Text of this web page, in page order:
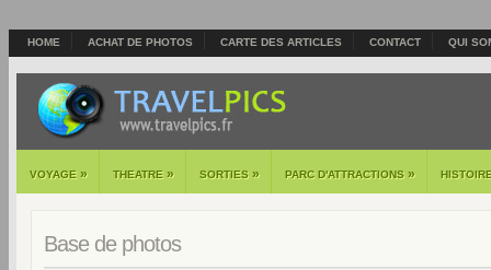
HOME ACHAT DE PHOTOS CARTE DES ARTICLES CONTACT QUI
VOYAGE » THEATRE » SORTIES » PARC D'ATTRACTIONS »
Base de photos